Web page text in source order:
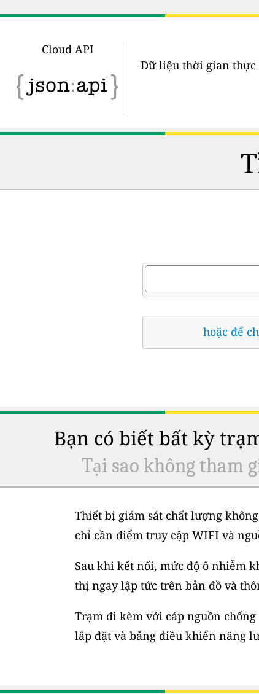
Cloud API
Dữ liệu thời gian thực
hoặc để
Bạn có biết bất kỳ
Tại sao không tham
Thiết bị giám sát chất lượng
chỉ cần điểm truy cập WIFI và
Sau khi kết nối, mức độ ô nhiễm
thị ngay lập tức trên bản đồ và
Trạm đi kèm với cáp nguồn
lắp đặt và bảng điều khiển năng